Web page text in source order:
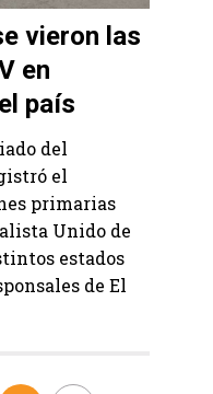
vieron las
en
país
del
el
primarias
Unido de
estados
de El